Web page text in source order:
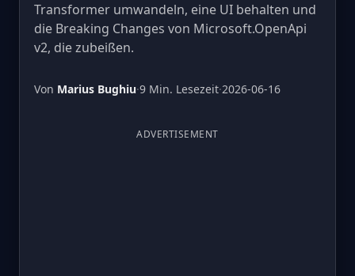
Transformer umwandeln, eine UI behalten und
die Breaking Changes von Microsoft.OpenApi
v2, die zubeißen.
Von Marius Bughiu·9 Min. Lesezeit·2026-06-16
ADVERTISEMENT